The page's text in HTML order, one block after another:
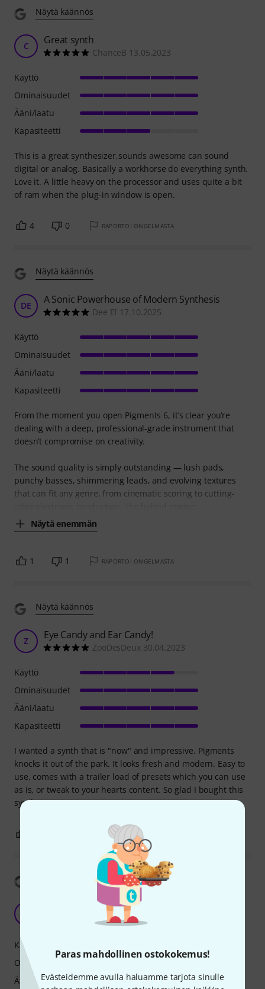
Paras mahdollinen ostokokemus!
Evästeidemme avulla haluamme tarjota sinulle
Näytä käännös
C Great synth
ChanceB 13.05.2023
This is a great synthesizer,sounds awesome can sound
digital or analog. Basically a workhorse do everything synth.
Love it. A little heavy on the processor and uses quite a bit
of ram when the plug-in window is open.
Käyttö
Ominaisuudet
Ääni/laatu
Kapasiteetti
4 0 RAPORTOI ONGELMASTA
Näytä käännös
DE A Sonic Powerhouse of Modern Synthesis
Dee Ef 17.10.2025
From the moment you open Pigments 6, it’s clear you’re
dealing with a deep, professional-grade instrument that
doesn’t compromise on creativity.
The sound quality is simply outstanding — lush pads,
punchy basses, shimmering leads, and evolving textures
that can fit any genre, from cinematic scoring to cutting-
Näytä enemmän
Käyttö
Ominaisuudet
Ääni/laatu
Kapasiteetti
1 1 RAPORTOI ONGELMASTA
Näytä käännös
Z Eye Candy and Ear Candy!
ZooDesDeux 30.04.2023
I wanted a synth that is "now" and impressive. Pigments
knocks it out of the park. It looks fresh and modern. Easy to
use, comes with a trailer load of presets which you can use
as is, or tweak to your hearts content. So glad I bought this
synth.
Käyttö
Ominaisuudet
Ääni/laatu
Kapasiteetti
RAPORTOI ONGELMASTA
One of the best
LochyC 22.11.2024
Käyttö
Ominaisuudet
Ääni/laatu